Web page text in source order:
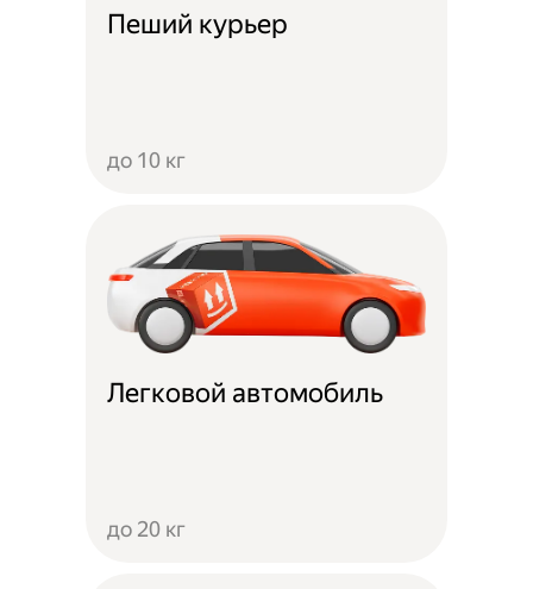
Пеший курьер
до 10 кг
Легковой автомобиль
до 20 кг